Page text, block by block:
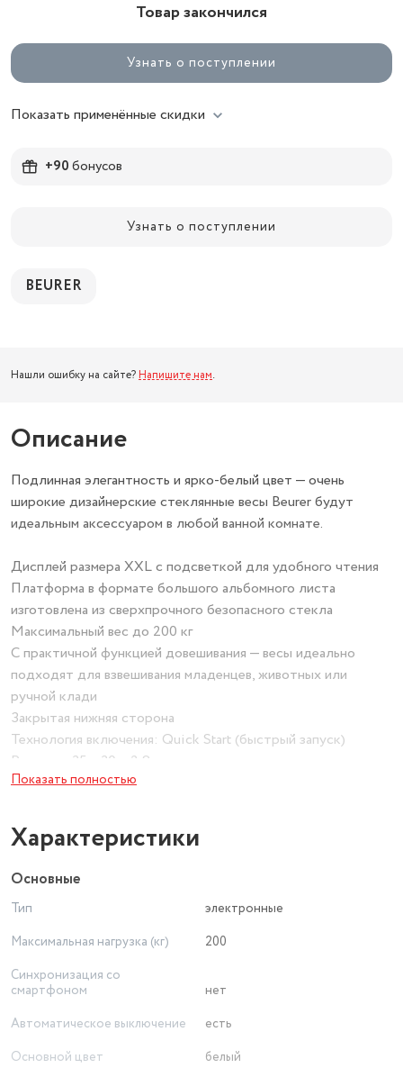
Товар закончился
Узнать о поступлении
Показать применённые скидки
+90бонусов
Узнать о поступлении
BEURER
Нашли ошибку на сайте? Напишите нам.
Описание
Подлинная элегантность и ярко-белый цвет — очень
широкие дизайнерские стеклянные весы Beurer будут
идеальным аксессуаром в любой ванной комнате.
Дисплей размера XXL с подсветкой для удобного чтения
Платформа в формате большого альбомного листа
изготовлена из сверхпрочного безопасного стекла
Максимальный вес до 200 кг
С практичной функцией довешивания — весы идеально
подходят для взвешивания младенцев, животных или
ручной клади
Закрытая нижняя сторона
Технология включения: Quick Start (быстрый запуск)
Размеры: 35 x 30 x 2,8 см
Показать полностью
Характеристики
Основные
Тип
электронные
Максимальная нагрузка (кг)
200
Синхронизация со
смартфоном
нет
Автоматическое выключение
есть
Основной цвет
белый